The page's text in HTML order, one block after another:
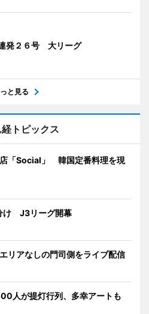
発２６号 大リーグ
と見る
トピックス
「Social」 韓国定番料理を現
け J3リーグ開幕
リアなしの門司側をライブ配信
人が提灯行列、多幸アートも